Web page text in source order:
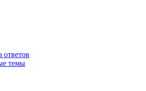
ответов
темы